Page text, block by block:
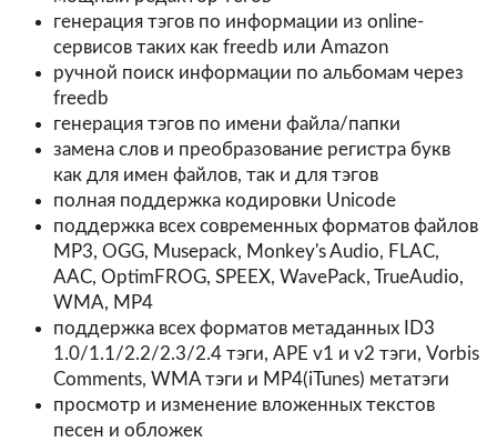
генерация тэгов по информации из online-
сервисов таких как freedb или Amazon
ручной поиск информации по альбомам через
freedb
генерация тэгов по имени файла/папки
замена слов и преобразование регистра букв
как для имен файлов, так и для тэгов
полная поддержка кодировки Unicode
поддержка всех современных форматов файлов
MP3, OGG, Musepack, Monkey's Audio, FLAC,
AAC, OptimFROG, SPEEX, WavePack, TrueAudio,
WMA, MP4
поддержка всех форматов метаданных ID3
1.0/1.1/2.2/2.3/2.4 тэги, APE v1 и v2 тэги, Vorbis
Comments, WMA тэги и MP4(iTunes) метатэги
просмотр и изменение вложенных текстов
песен и обложек